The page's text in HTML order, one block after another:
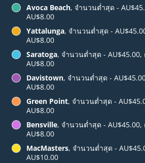
Avoca Beach, จำนวนต่ำสุด -
AU$8.00
Yattalunga, จำนวนต่ำสุด -
AU$8.00
Saratoga, จำนวนต่ำสุด - AU$45.00,
AU$8.00
Davistown, จำนวนต่ำสุด -
AU$8.00
Green Point, จำนวนต่ำสุด -
AU$8.00
Bensville, จำนวนต่ำสุด - AU$45.00,
AU$8.00
MacMasters, จำนวนต่ำสุด -
AU$10.00